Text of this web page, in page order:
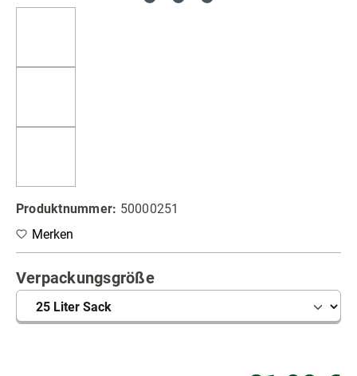
Produktnummer: 50000251
Merken
Verpackungsgrößeauswählen